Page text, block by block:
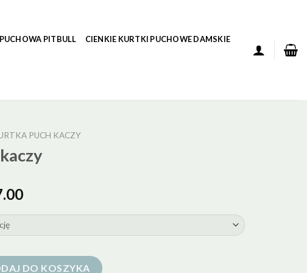
PITBULL CIENKIE KURTKI PUCHOWE DAMSKIE
PUCH KACZY
DO KOSZYKA